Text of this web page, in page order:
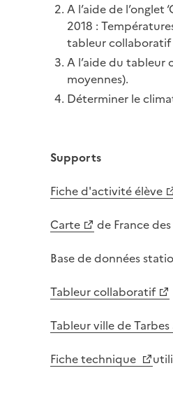
A l’aide de l’onglet
2018 :
tableur
A l’aide du tableur
moyennes).
Déterminer le
Supports
Fiche d'activité élève
Carte
de France
Base de données
Tableur collaboratif
Tableur ville de
Fiche technique